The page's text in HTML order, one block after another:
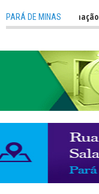
PARÁ DE MINAS
de Multivacinação